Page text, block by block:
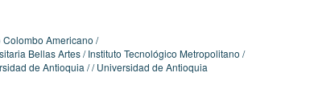
Colombo Americano
Bellas Artes Instituto Tecnológico Metropolitano
de Antioquia Universidad de Antioquia